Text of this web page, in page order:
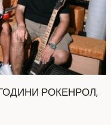
ГОДИНИ РОКЕНРОЛ,